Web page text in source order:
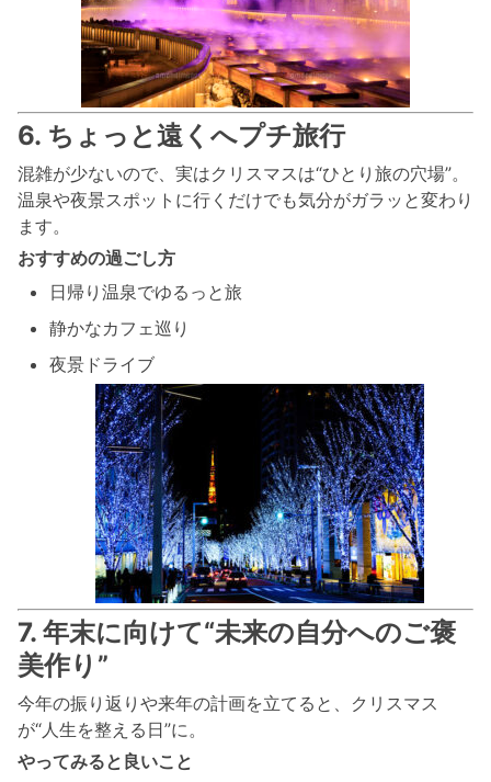
6. ちょっと遠くへプチ旅行
混雑が少ないので、実はクリスマスは“ひとり旅の穴場”。
温泉や夜景スポットに行くだけでも気分がガラッと変わり
ます。
おすすめの過ごし方
日帰り温泉でゆるっと旅
静かなカフェ巡り
夜景ドライブ
7. 年末に向けて“未来の自分へのご褒
美作り”
今年の振り返りや来年の計画を立てると、クリスマス
が“人生を整える日”に。
やってみると良いこと